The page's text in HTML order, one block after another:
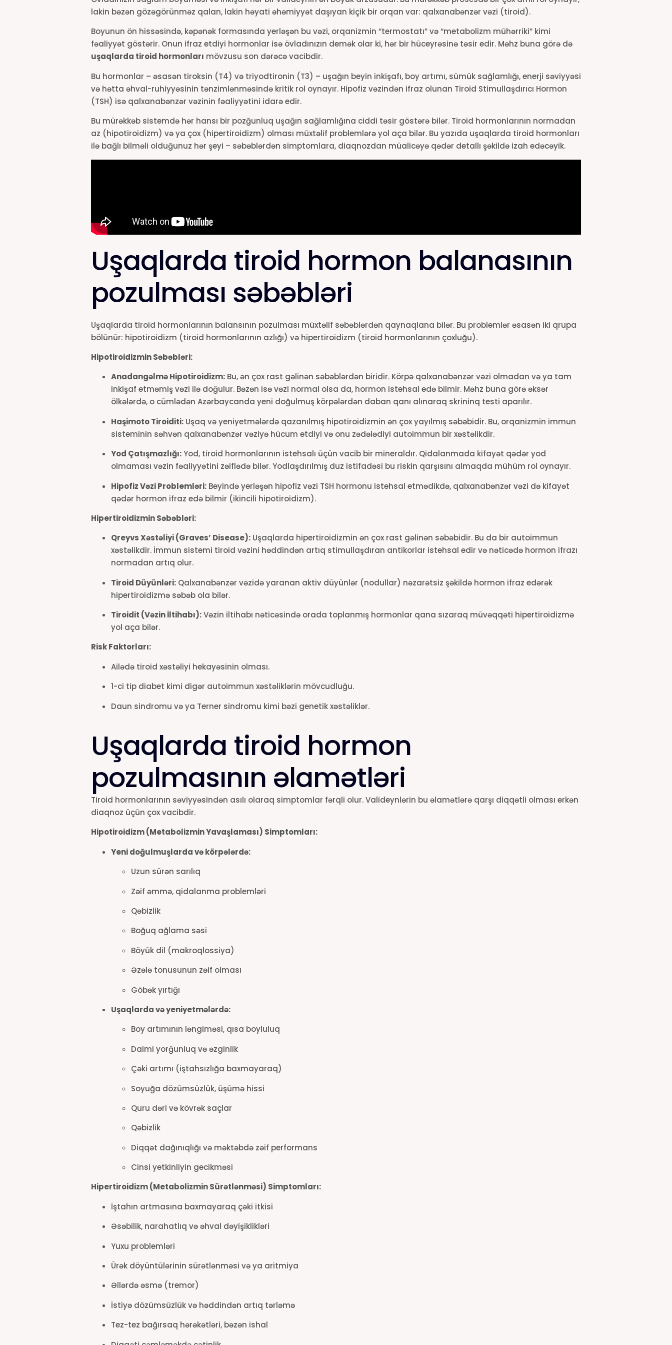
lakin bəzən gözəgörünməz qalan, lakin həyati əhəmiyyət daşıyan kiçik bir orqan var: qalxanabənzər vəzi (tiroid).
Boyunun ön hissəsində, kəpənək formasında yerləşən bu vəzi, orqanizmin “termostatı” və “metabolizm mühərriki” kimi
fəaliyyət göstərir. Onun ifraz etdiyi hormonlar isə övladınızın demək olar ki, hər bir hüceyrəsinə təsir edir. Məhz buna görə də
uşaqlarda tiroid hormonları mövzusu son dərəcə vacibdir.
Bu hormonlar – əsasən tiroksin (T4) və triyodtironin (T3) – uşağın beyin inkişafı, boy artımı, sümük sağlamlığı, enerji səviyyəsi
və hətta əhval-ruhiyyəsinin tənzimlənməsində kritik rol oynayır. Hipofiz vəzindən ifraz olunan Tiroid Stimullaşdırıcı Hormon
(TSH) isə qalxanabənzər vəzinin fəaliyyətini idarə edir.
Bu mürəkkəb sistemdə hər hansı bir pozğunluq uşağın sağlamlığına ciddi təsir göstərə bilər. Tiroid hormonlarının normadan
az (hipotiroidizm) və ya çox (hipertiroidizm) olması müxtəlif problemlərə yol aça bilər. Bu yazıda uşaqlarda tiroid hormonları
ilə bağlı bilməli olduğunuz hər şeyi – səbəblərdən simptomlara, diaqnozdan müalicəyə qədər detallı şəkildə izah edəcəyik.
Uşaqlarda tiroid hormon balanasının
pozulması səbəbləri
Uşaqlarda tiroid hormonlarının balansının pozulması müxtəlif səbəblərdən qaynaqlana bilər. Bu problemlər əsasən iki qrupa
bölünür: hipotiroidizm (tiroid hormonlarının azlığı) və hipertiroidizm (tiroid hormonlarının çoxluğu).
Hipotiroidizmin Səbəbləri:
Anadangəlmə Hipotiroidizm: Bu, ən çox rast gəlinən səbəblərdən biridir. Körpə qalxanabənzər vəzi olmadan və ya tam
inkişaf etməmiş vəzi ilə doğulur. Bəzən isə vəzi normal olsa da, hormon istehsal edə bilmir. Məhz buna görə əksər
ölkələrdə, o cümlədən Azərbaycanda yeni doğulmuş körpələrdən daban qanı alınaraq skrininq testi aparılır.
Haşimoto Tiroiditi: Uşaq və yeniyetmələrdə qazanılmış hipotiroidizmin ən çox yayılmış səbəbidir. Bu, orqanizmin immun
sisteminin səhvən qalxanabənzər vəziyə hücum etdiyi və onu zədələdiyi autoimmun bir xəstəlikdir.
Yod Çatışmazlığı:Yod, tiroid hormonlarının istehsalı üçün vacib bir mineraldır. Qidalanmada kifayət qədər yod
olmaması vəzin fəaliyyətini zəiflədə bilər. Yodlaşdırılmış duz istifadəsi bu riskin qarşısını almaqda mühüm rol oynayır.
Hipofiz Vəzi Problemləri: Beyində yerləşən hipofiz vəzi TSH hormonu istehsal etmədikdə, qalxanabənzər vəzi də kifayət
qədər hormon ifraz edə bilmir (ikincili hipotiroidizm).
Hipertiroidizmin Səbəbləri:
Qreyvs Xəstəliyi (Graves’ Disease): Uşaqlarda hipertiroidizmin ən çox rast gəlinən səbəbidir. Bu da bir autoimmun
xəstəlikdir. İmmun sistemi tiroid vəzini həddindən artıq stimullaşdıran antikorlar istehsal edir və nəticədə hormon ifrazı
normadan artıq olur.
Tiroid Düyünləri: Qalxanabənzər vəzidə yaranan aktiv düyünlər (nodullar) nəzarətsiz şəkildə hormon ifraz edərək
hipertiroidizmə səbəb ola bilər.
Tiroidit (Vəzin İltihabı):Vəzin iltihabı nəticəsində orada toplanmış hormonlar qana sızaraq müvəqqəti hipertiroidizmə
yol aça bilər.
Risk Faktorları:
Ailədə tiroid xəstəliyi hekayəsinin olması.
1-ci tip diabet kimi digər autoimmun xəstəliklərin mövcudluğu.
Daun sindromu və ya Terner sindromu kimi bəzi genetik xəstəliklər.
Uşaqlarda tiroid hormon
pozulmasının əlamətləri
Tiroid hormonlarının səviyyəsindən asılı olaraq simptomlar fərqli olur. Valideynlərin bu əlamətlərə qarşı diqqətli olması erkən
diaqnoz üçün çox vacibdir.
Hipotiroidizm (Metabolizmin Yavaşlaması) Simptomları:
Yeni doğulmuşlarda və körpələrdə:
Uzun sürən sarılıq
Zəif əmmə, qidalanma problemləri
Qəbizlik
Boğuq ağlama səsi
Böyük dil (makroqlossiya)
Əzələ tonusunun zəif olması
Göbək yırtığı
Uşaqlarda və yeniyetmələrdə:
Boy artımının ləngiməsi, qısa boyluluq
Daimi yorğunluq və əzginlik
Çəki artımı (iştahsızlığa baxmayaraq)
Soyuğa dözümsüzlük, üşümə hissi
Quru dəri və kövrək saçlar
Qəbizlik
Diqqət dağınıqlığı və məktəbdə zəif performans
Cinsi yetkinliyin gecikməsi
Hipertiroidizm (Metabolizmin Sürətlənməsi) Simptomları:
İştahın artmasına baxmayaraq çəki itkisi
Əsəbilik, narahatlıq və əhval dəyişiklikləri
Yuxu problemləri
Ürək döyüntülərinin sürətlənməsi və ya aritmiya
Əllərdə əsmə (tremor)
İstiyə dözümsüzlük və həddindən artıq tərləmə
Tez-tez bağırsaq hərəkətləri, bəzən ishal